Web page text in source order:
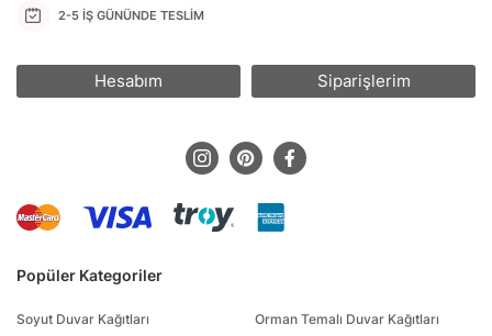
Popüler Kategoriler
Soyut Duvar Kağıtları
Orman Temalı Duvar Kağıtları
2-5 İŞ GÜNÜNDE TESLİM
Hesabım Siparişlerim